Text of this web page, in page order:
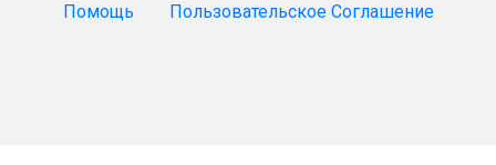
Помощь Пользовательское Соглашение